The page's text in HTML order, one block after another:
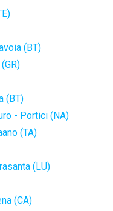
(BT)
(BT)
- Portici (NA)
(TA)
(LU)
(CA)